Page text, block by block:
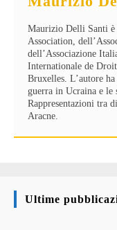
Maurizio Delli Santi
Association,
dell’Associazione
Internationale de
Bruxelles. L’autore
guerra in Ucraina e le
Rappresentazioni tra
Aracne.
Ultime